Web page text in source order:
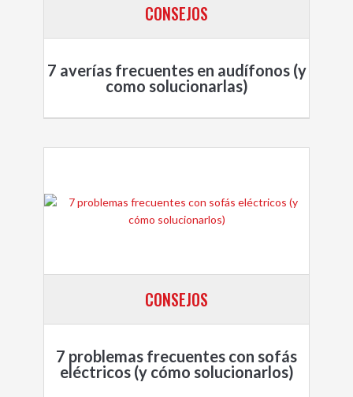
CONSEJOS
7 averías frecuentes en audífonos (y
como solucionarlas)
CONSEJOS
7 problemas frecuentes con sofás
eléctricos (y cómo solucionarlos)